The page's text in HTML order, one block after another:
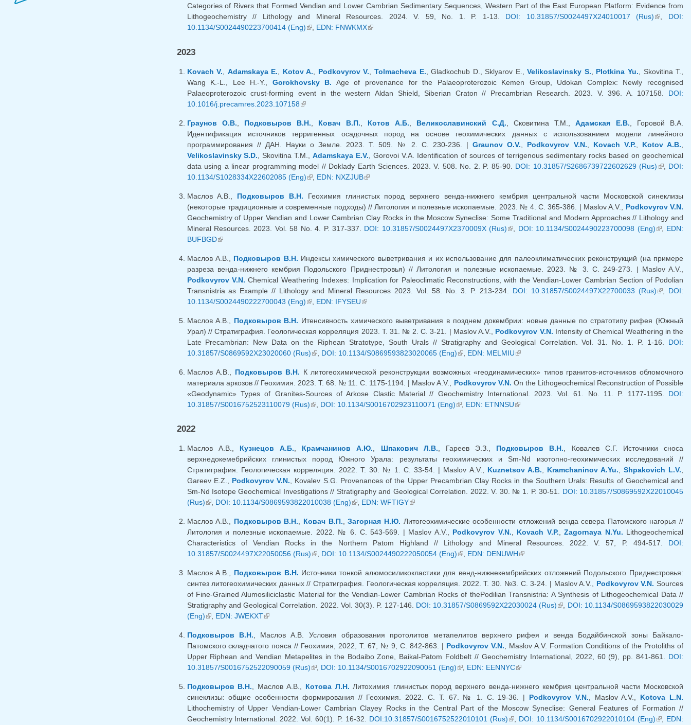
Categories of Rivers that Formed Vendian and Lower Cambrian Sedimentary Sequences, Western Part of the East European Platform: Evidence from
Lithogeochemistry // Lithology and Mineral Resources. 2024. V. 59, No. 1. P. 1-13. DOI: 10.31857/S0024497X24010017 (Rus)(внешняя
DOI:
10.1134/S0024490223700414 (Eng)(внешняя ссылка)
, EDN: FNWKMX(внешняя ссылка)
2023
Kovach V. Adamskaya E. Kotov A. Podkovyrov V. Tolmacheva E. , Gladkochub D., Sklyarov E.,Velikoslavinsky S. Plotkina Yu. , Skovitina T.,
Wang K.-L., Lee H.-Y., Gorokhovsky B. Age of provenance for the Palaeoproterozoic Kemen Group, Udokan Complex: Newly recognised
Palaeoproterozoic crust-forming event in the western Aldan Shield, Siberian Craton // Precambrian Research. 2023. V. 396. A. 107158. DOI:
10.1016/j.precamres.2023.107158(внешняя ссылка)
Граунов О.В. Подковыров В.Н. Ковач В.П. Котов А.Б. Великославинский С.Д. , Сковитина Т.М.,Адамская Е.В. , Горовой В.А.
Идентификация источников терригенных осадочных пород на основе геохимических данных с использованием модели линейного
программирования // ДАН. Науки о Земле. 2023. Т. 509. № 2. С. 230-236. |Graunov O.V. Podkovyrov V.N. Kovach V.P. Kotov A.B.
Velikoslavinsky S.D. , Skovitina T.M.,Adamskaya E.V. , Gorovoi V.A. Identification of sources of terrigenous sedimentary rocks based on geochemical
data using a linear programming model // Doklady Earth Sciences. 2023. V. 508. No. 2. P. 85-90. DOI: 10.31857/S2686739722602629 (Rus) (внешняя
, DOI:
10.1134/S1028334X22602085 (Eng)(внешняя ссылка)
, EDN: NXZJUB(внешняя ссылка)
Маслов А.В., Подковыров В.Н. Геохимия глинистых пород верхнего венда-нижнего кембрия центральной части Московской синеклизы
(некоторые традиционные и современные подходы) // Литология и полезные ископаемые. 2023. № 4. С. 365-386. | Maslov A.V., Podkovyrov V.N.
Geochemistry of Upper Vendian and Lower Cambrian Clay Rocks in the Moscow Syneclise: Some Traditional and Modern Approaches // Lithology and
Mineral Resources. 2023. Vol. 58 No. 4. P. 317-337. DOI: 10.31857/S0024497X2370009X (Rus)(внешняя ссылка)
DOI: 10.1134/S0024490223700098 (Eng)(внешняя
, EDN:
BUFBGD(внешняя ссылка)
Маслов А.В., Подковыров В.Н. Индексы химического выветривания и их использование для палеоклиматических реконструкций (на примере
разреза венда-нижнего кембрия Подольского Приднестровья) // Литология и полезные ископаемые. 2023. № 3. С. 249-273. | Maslov A.V.,
Podkovyrov V.N. Chemical Weathering Indexes: Implication for Paleoclimatic Reconstructions, with the Vendian-Lower Cambrian Section of Podolian
Transnistria as Example // Lithology and Mineral Resources 2023. Vol. 58. No. 3. P. 213-234. DOI: 10.31857/S0024497X22700033 (Rus)(внешняя
DOI:
10.1134/S0024490222700043 (Eng)(внешняя ссылка)
, EDN: IFYSEU(внешняя ссылка)
Маслов А.В., Подковыров В.Н. Итенсивность химического выветривания в позднем докембрии: новые данные по стратотипу рифея (Южный
Урал) // Стратиграфия. Геологическая корреляция 2023. Т. 31. № 2. С. 3-21. | Maslov A.V., Podkovyrov V.N. Intensity of Chemical Weathering in the
Late Precambrian: New Data on the Riphean Stratotype, South Urals // Stratigraphy and Geological Correlation. Vol. 31. No. 1. P. 1-16. DOI:
10.31857/S0869592X23020060 (Rus)(внешняя ссылка)
, DOI: 10.1134/S0869593823020065 (Eng)(внешняя ссылка)
, EDN: MELMIU(внешняя ссылка)
Маслов А.В., Подковыров В.Н. К литогеохимической реконструкции возможных «геодинамических» типов гранитов-источников обломочного
материала аркозов // Геохимия. 2023. Т. 68. № 11. С. 1175-1194. | Maslov A.V., Podkovyrov V.N. On the Lithogeochemical Reconstruction of Possible
«Geodynamic» Types of Granites-Sources of Arkose Clastic Material // Geochemistry International. 2023. Vol. 61. No. 11. P. 1177-1195. DOI:
10.31857/S0016752523110079 (Rus)(внешняя ссылка)
, DOI: 10.1134/S0016702923110071 (Eng)(внешняя ссылка)
, EDN: ETNNSU(внешняя ссылка)
2022
Маслов А.В., Кузнецов А.Б., Крамчанинов А.Ю., Шпакович Л.В., Гареев Э.З., Подковыров В.Н., Ковалев С.Г. Источники сноса
верхнедокемебрийских глинистых пород Южного Урала: результаты геохимических и Sm-Nd изотопно-геохимических исследований //
Стратиграфия. Геологическая корреляция. 2022. Т. 30. № 1. С. 33-54. | Maslov A.V., Kuznetsov A.B., Kramchaninov A.Yu., Shpakovich L.V.,
Gareev E.Z., Podkovyrov V.N., Kovalev S.G. Provenances of the Upper Precambrian Clay Rocks in the Southern Urals: Results of Geochemical and
Sm-Nd Isotope Geochemical Investigations // Stratigraphy and Geological Correlation. 2022. V. 30. № 1. P. 30-51. DOI: 10.31857/S0869592X22010045
(Rus)(внешняя ссылка)
, DOI: 10.1134/S0869593822010038 (Eng)(внешняя ссылка)
, EDN: WFTIGY(внешняя ссылка)
Маслов А.В., Подковыров В.Н., Ковач В.П.,Загорная Н.Ю. Литогеохимические особенности отложений венда севера Патомского нагорья //
Литология и полезные ископаемые. 2022. № 6. С. 543-569. | Maslov A.V., Podkovyrov V.N., Kovach V.P., Zagornaya N.Yu. Lithogeochemical
Characteristics of Vendian Rocks in the Northern Patom Highland // Lithology and Mineral Resources. 2022. V. 57, P. 494-517. DOI:
10.31857/S0024497X22050056 (Rus)(внешняя ссылка)
, DOI: 10.1134/S0024490222050054 (Eng)(внешняя ссылка)
, EDN: DENUWH(внешняя ссылка)
Маслов А.В., Подковыров В.Н. Источники тонкой алюмосиликокластики для венд-нижнекембрийских отложений Подольского Приднестровья:
синтез литогеохимических данных // Стратиграфия. Геологическая корреляция. 2022. Т. 30. №3. С. 3-24. | Maslov A.V., Podkovyrov V.N. Sources
of Fine-Grained Alumosiliciclastic Material for the Vendian-Lower Cambrian Rocks of thePodilian Transnistria: A Synthesis of Lithogeochemical Data //
Stratigraphy and Geological Correlation. 2022. Vol. 30(3). P. 127-146. DOI: 10.31857/S0869592X22030024 (Rus)(внешняя ссылка)
, DOI: 10.1134/S0869593822030029
(Eng)(внешняя ссылка)
, EDN: JWEKXT(внешняя ссылка)
Подковыров В.Н., Маслов А.В. Условия образования протолитов метапелитов верхнего рифея и венда Бодайбинской зоны Байкало-
Патомского складчатого пояса // Геохимия, 2022, Т. 67, № 9, С. 842-863. | Podkovyrov V.N., Maslov A.V. Formation Conditions of the Protoliths of
Upper Riphean and Vendian Metapelites in the Bodaibo Zone, Baikal-Patom Foldbelt // Geochemistry International, 2022, 60 (9), pp. 841-861. DOI:
10.31857/S0016752522090059 (Rus)(внешняя ссылка)
, DOI: 10.1134/S0016702922090051 (Eng)(внешняя ссылка)
, EDN: EENNYC(внешняя ссылка)
Подковыров В.Н., Маслов А.В., Котова Л.Н. Литохимия глинистых пород верхнего венда-нижнего кембрия центральной части Московской
синеклизы: общие особенности формирования // Геохимия. 2022. С. Т. 67. № 1. С. 19-36. | Podkovyrov V.N., Maslov A.V., Kotova L.N.
Lithochemistry of Upper Vendian-Lower Cambrian Clayey Rocks in the Central Part of the Moscow Syneclise: General Features of Formation //
Geochemistry International. 2022. Vol. 60(1). P. 16-32. DOI:10.31857/S0016752522010101 (Rus)(внешняя ссылка)
, DOI: 10.1134/S0016702922010104 (Eng)(внешняя
, EDN: